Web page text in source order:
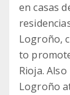
en casas
Logroño,
to
Rioja.
Logroño